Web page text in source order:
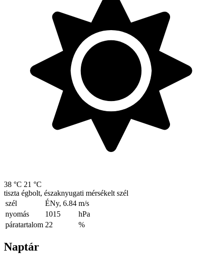
38 °C 21 °C
tiszta égbolt, északnyugati mérsékelt szél
szél
ÉNy, 6.84 m/s
nyomás
1015
hPa
páratartalom 22 %
Naptár